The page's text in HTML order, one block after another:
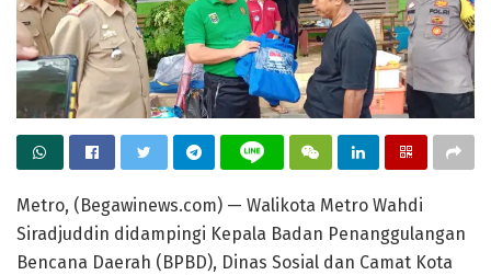
Metro, (Begawinews.com) — Walikota Metro Wahdi
Siradjuddin didampingi Kepala Badan Penanggulangan
Bencana Daerah (BPBD), Dinas Sosial dan Camat Kota